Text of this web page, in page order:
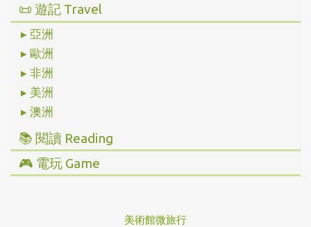
📜 遊記 Travel
▸ 亞洲
▸ 歐洲
▸ 非洲
▸ 美洲
▸ 澳洲
📚 閱讀 Reading
▸ 投資理財
▸ 經營管理
🎮 電玩 Game
美術館微旅行